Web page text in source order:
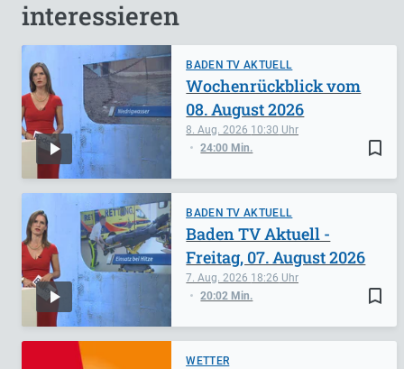
interessieren
BADEN TV AKTUELL
bookmark_border
8. Aug. 2026 10:30
24:00 Min.
Wochenrückblick vom
08. August 2026
BADEN TV AKTUELL
bookmark_border
7. Aug. 2026 18:26
20:02 Min.
Baden TV Aktuell -
Freitag, 07. August 2026
WETTER